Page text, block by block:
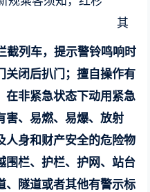
其
截列车，提示警铃鸣响时
关闭后扒门；擅自操作有
在非紧急状态下动用紧急
害、易燃、易爆、放射
人身和财产安全的危险物
围栏、护栏、护网、站台
、隧道或者其他有警示标